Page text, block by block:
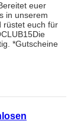
euer
in unserem
rüstet euch für
*Gutscheine